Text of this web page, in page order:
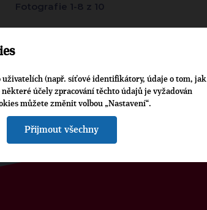
Fotografie 1-8 z 10
uživatelích (např. síťové identifikátory, údaje o tom, jak
účely zpracování těchto údajů je vyžadován
můžete změnit volbou „Nastavení“.
Přijmout všechny